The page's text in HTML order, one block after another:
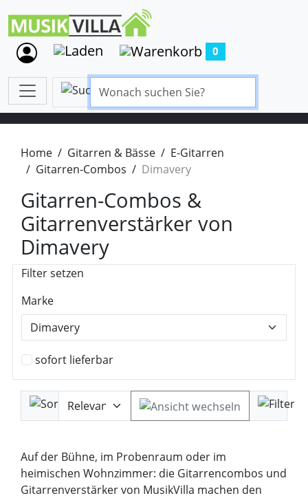
0
Home Gitarren & Bässe
E-Gitarren
Gitarren-Combos
Dimavery
Gitarren-Combos &
Gitarrenverstärker von
Dimavery
Filter setzen
Marke
sofort lieferbar
Auf der Bühne, im Probenraum oder im
heimischen Wohnzimmer: die Gitarrencombos und
Gitarrenverstärker von MusikVilla machen den